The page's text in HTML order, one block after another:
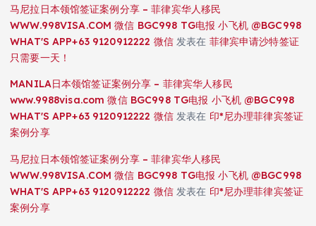
马尼拉日本领馆签证案例分享 – 菲律宾华人移民
WWW.998VISA.COM 微信 BGC998 TG电报 小飞机 @BGC998
WHAT'S APP+63 9120912222 微信发表在 菲律宾申请沙特签证
只需要一天！
MANILA日本领馆签证案例分享 – 菲律宾华人移民
www.9988visa.com 微信 BGC998 TG电报 小飞机 @BGC998
WHAT'S APP+63 9120912222 微信发表在 印*尼办理菲律宾签证
案例分享
马尼拉日本领馆签证案例分享 – 菲律宾华人移民
WWW.998VISA.COM 微信 BGC998 TG电报 小飞机 @BGC998
WHAT'S APP+63 9120912222 微信发表在 印*尼办理菲律宾签证
案例分享